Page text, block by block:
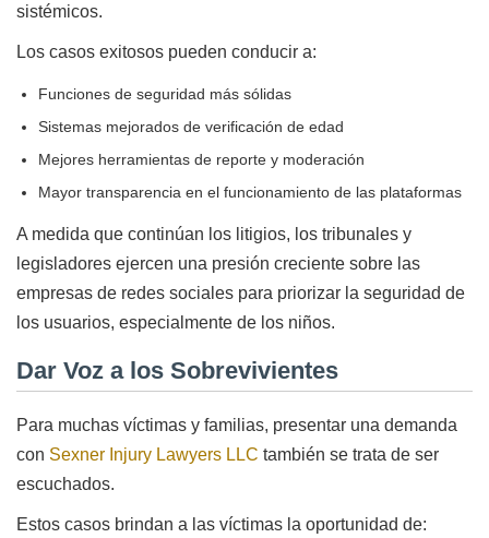
sistémicos.
Los casos exitosos pueden conducir a:
Funciones de seguridad más sólidas
Sistemas mejorados de verificación de edad
Mejores herramientas de reporte y moderación
Mayor transparencia en el funcionamiento de las plataformas
A medida que continúan los litigios, los tribunales y
legisladores ejercen una presión creciente sobre las
empresas de redes sociales para priorizar la seguridad de
los usuarios, especialmente de los niños.
Dar Voz a los Sobrevivientes
Para muchas víctimas y familias, presentar una demanda
con Sexner Injury Lawyers LLC también se trata de ser
escuchados.
Estos casos brindan a las víctimas la oportunidad de: